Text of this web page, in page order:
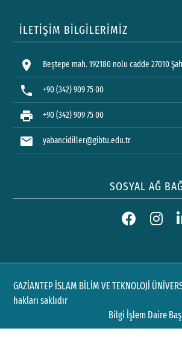
İLETİŞİM BİLGİLERİMİZ
location_on Beştepe mah. 192180 nolu cadde 27010
phone +90 (342) 909 75 00
print +90 (342) 909 75 00
mail yabancidiller@gibtu.edu.tr
SOSYAL AĞ
GAZİANTEP İSLAM BİLİM VE TEKNOLOJİ
hakları saklıdır
Bilgi İşlem Daire